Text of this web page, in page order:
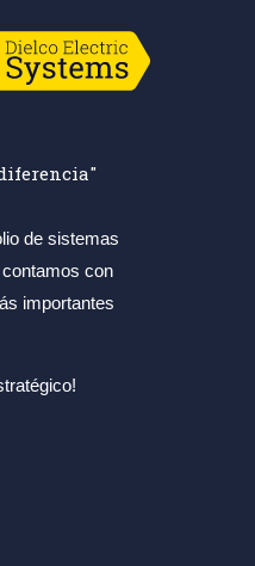
de sistemas
con
importantes